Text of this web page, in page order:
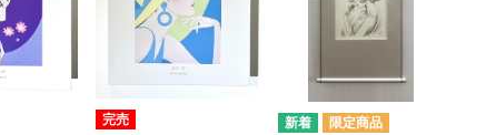
完売